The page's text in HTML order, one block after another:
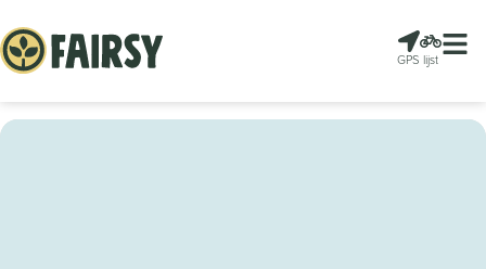
GPS lijst